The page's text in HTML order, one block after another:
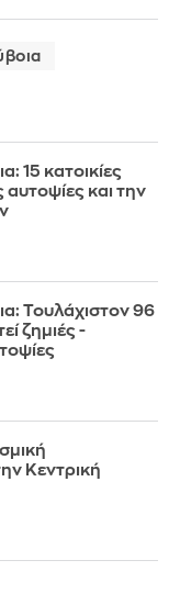
15 κατοικίες
αυτοψίες και την
Τουλάχιστον 96
ζημιές -
Κεντρική